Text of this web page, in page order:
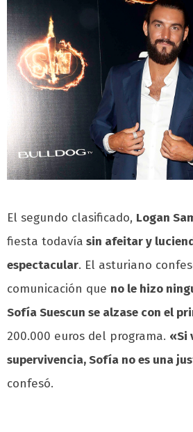
El segundo clasificado, Logan
fiesta todavía sin afeitar y
espectacular. El asturiano
comunicación que no le hizo
Sofía Suescun se alzase con el
200.000 euros del programa. «Si
supervivencia, Sofía no es una
confesó.